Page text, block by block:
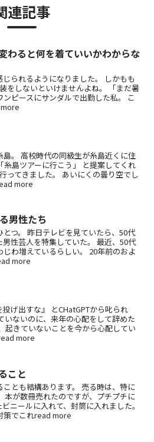
連記事
わると何を着ていいかわからな
られるようになりました。 しかもも
をしないといけませんよね。 「まだ暑
ピースにサンダルで出勤した私。 こ
。 高校時代の同級生が糸島近くに住
糸島ツアーに行こう」 と提案してくれ
ってきました。 あいにくの曇り空でし
more
男性たち
つ。 昨日テレビを見ていたら、50代
性芸人を特集していた。 最近、50代
わ増えているらしい。 20年前のおよ
more
投げ出すな』 とCHatGPTから叱られ
いないのに、来年の心配をして辞めた
起きていないことを今から心配してい
more
こと
ことも結構あります。 売る時は、特に
本が数冊売れたのですが、プチプチに
ニールに入れて、封筒に入れました。
策でこれread more